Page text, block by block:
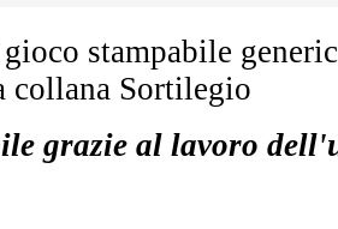
stampabile
collana Sortilegio
grazie al lavoro